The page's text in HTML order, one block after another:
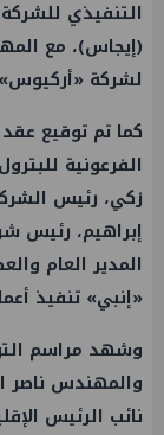
التنفيذي
(إيجاس)، مع
لشركة
كما تم توقيع
الفرعونية
زكي، رئيس
إبراهيم، رئيس
المدير العام
«إنبي» تنفيذ
وشهد مراسم
والمهندس ناصر
نائب الرئيس